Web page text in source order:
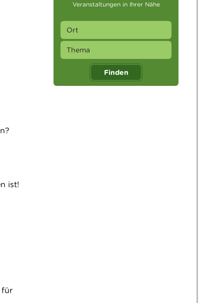
ist!
für
Veranstaltungen in Ihrer Nähe
Finden